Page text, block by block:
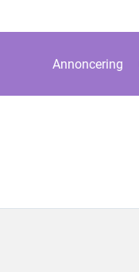
Annoncering